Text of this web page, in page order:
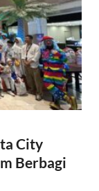
City
Berbagi